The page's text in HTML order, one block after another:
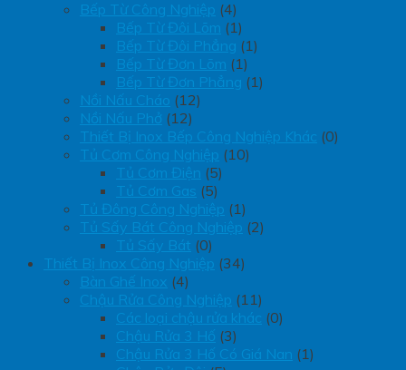
Bếp Từ Công Nghiệp (4)
Bếp Từ Đôi Lõm (1)
Bếp Từ Đôi Phẳng (1)
Bếp Từ Đơn Lõm (1)
Bếp Từ Đơn Phẳng (1)
Nồi Nấu Cháo (12)
Nồi Nấu Phở (12)
Thiết Bị Inox Bếp Công Nghiệp Khác (0)
Tủ Cơm Công Nghiệp (10)
Tủ Cơm Điện (5)
Tủ Cơm Gas (5)
Tủ Đông Công Nghiệp (1)
Tủ Sấy Bát Công Nghiệp (2)
Tủ Sấy Bát (0)
Thiết Bị Inox Công Nghiệp (34)
Bàn Ghế Inox (4)
Chậu Rửa Công Nghiệp (11)
Các loại chậu rửa khác (0)
Chậu Rửa 3 Hố (3)
Chậu Rửa 3 Hố Có Giá Nan (1)